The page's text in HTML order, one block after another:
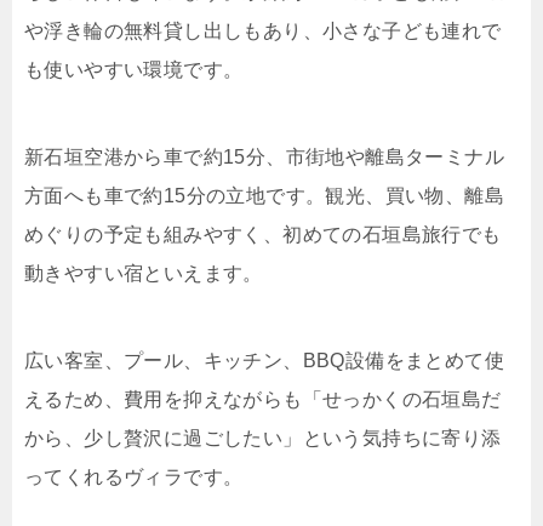
や浮き輪の無料貸し出しもあり、小さな子ども連れで
も使いやすい環境です。
新石垣空港から車で約15分、市街地や離島ターミナル
方面へも車で約15分の立地です。観光、買い物、離島
めぐりの予定も組みやすく、初めての石垣島旅行でも
動きやすい宿といえます。
広い客室、プール、キッチン、BBQ設備をまとめて使
えるため、費用を抑えながらも「せっかくの石垣島だ
から、少し贅沢に過ごしたい」という気持ちに寄り添
ってくれるヴィラです。